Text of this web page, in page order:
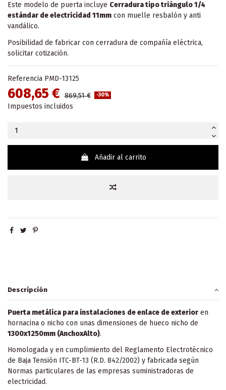
Este modelo de puerta incluye Cerradura tipo triángulo 1/4
estándar de electricidad 11mm con muelle resbalón y anti
vandálico.
Posibilidad de fabricar con cerradura de compañía eléctrica,
solicitar cotización.
Referencia PMD-13125
608,65 € 869,51 € -30%
Impuestos incluidos
Añadir al carrito
Descripción
Puerta metálica para instalaciones de enlace de exterior en
hornacina o nicho con unas dimensiones de hueco nicho de
1300x1250mm (AnchoxAlto).
Homologada y en cumplimiento del Reglamento Electrotécnico
de Baja Tensión ITC-BT-13 (R.D. 842/2002) y fabricada según
Normas particulares de las empresas suministradoras de
electricidad.